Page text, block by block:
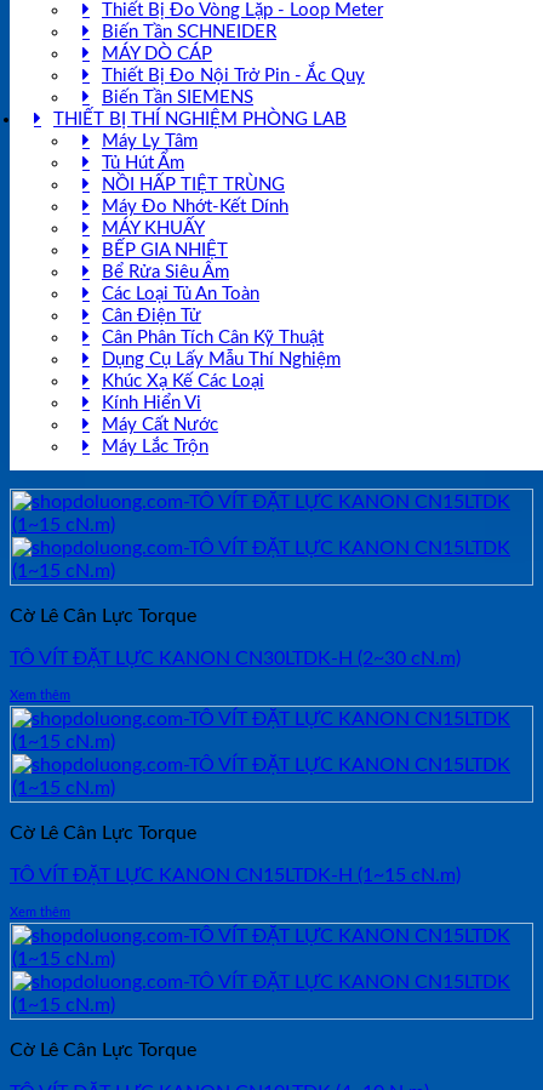
Thiết Bị Đo Vòng Lặp - Loop Meter
Biến Tần SCHNEIDER
MÁY DÒ CÁP
Thiết Bị Đo Nội Trở Pin - Ắc Quy
Biến Tần SIEMENS
THIẾT BỊ THÍ NGHIỆM PHÒNG LAB
Máy Ly Tâm
Tủ Hút Ẩm
NỒI HẤP TIỆT TRÙNG
Máy Đo Nhớt-Kết Dính
MÁY KHUẤY
BẾP GIA NHIỆT
Bể Rửa Siêu Âm
Các Loại Tủ An Toàn
Cân Điện Tử
Cân Phân Tích Cân Kỹ Thuật
Dụng Cụ Lấy Mẫu Thí Nghiệm
Khúc Xạ Kế Các Loại
Kính Hiển Vi
Máy Cất Nước
Máy Lắc Trộn
Cờ Lê Cân Lực Torque
TÔ VÍT ĐẶT LỰC KANON CN30LTDK-H (2~30 cN.m)
Xem thêm
Cờ Lê Cân Lực Torque
TÔ VÍT ĐẶT LỰC KANON CN15LTDK-H (1~15 cN.m)
Xem thêm
Cờ Lê Cân Lực Torque